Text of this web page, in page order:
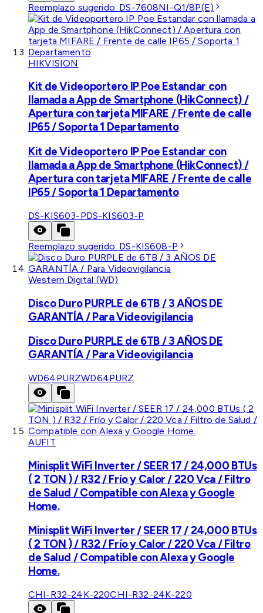
Reemplazo sugerido: DS-7608NI-Q1/8P(E)
HIKVISION
Kit de Videoportero IP Poe Estandar con
llamada a App de Smartphone (HikConnect) /
Apertura con tarjeta MIFARE / Frente de calle
IP65 / Soporta 1 Departamento
Kit de Videoportero IP Poe Estandar con
llamada a App de Smartphone (HikConnect) /
Apertura con tarjeta MIFARE / Frente de calle
IP65 / Soporta 1 Departamento
DS-KIS603-PDS-KIS603-P
Reemplazo sugerido: DS-KIS608-P
Western Digital (WD)
Disco Duro PURPLE de 6TB / 3 AÑOS DE
GARANTÍA / Para Videovigilancia
Disco Duro PURPLE de 6TB / 3 AÑOS DE
GARANTÍA / Para Videovigilancia
WD64PURZWD64PURZ
AUFIT
Minisplit WiFi Inverter / SEER 17 / 24,000 BTUs
( 2 TON ) / R32 / Frío y Calor / 220 Vca / Filtro
de Salud / Compatible con Alexa y Google
Home.
Minisplit WiFi Inverter / SEER 17 / 24,000 BTUs
( 2 TON ) / R32 / Frío y Calor / 220 Vca / Filtro
de Salud / Compatible con Alexa y Google
Home.
CHI-R32-24K-220CHI-R32-24K-220